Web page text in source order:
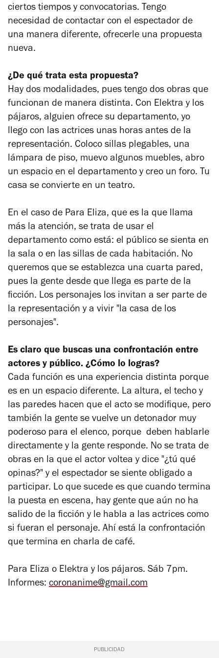
ciertos tiempos y convocatorias. Tengo
necesidad de contactar con el espectador de
una manera diferente, ofrecerle una propuesta
nueva.
¿De qué trata esta propuesta?
Hay dos modalidades, pues tengo dos obras que
funcionan de manera distinta. Con Elektra y los
pájaros, alguien ofrece su departamento, yo
llego con las actrices unas horas antes de la
representación. Coloco sillas plegables, una
lámpara de piso, muevo algunos muebles, abro
un espacio en el departamento y creo un foro. Tu
casa se convierte en un teatro.
En el caso de Para Eliza, que es la que llama
más la atención, se trata de usar el
departamento como está: el público se sienta en
la sala o en las sillas de cada habitación. No
queremos que se establezca una cuarta pared,
pues la gente desde que llega es parte de la
ficción. Los personajes los invitan a ser parte de
la representación y a vivir "la casa de los
personajes".
Es claro que buscas una confrontación entre
actores y público. ¿Cómo lo logras?
Cada función es una experiencia distinta porque
es en un espacio diferente. La altura, el techo y
las paredes hacen que el acto se modifique, pero
también la gente se vuelve un detonador muy
poderoso para el elenco, porque deben hablarle
directamente y la gente responde. No se trata de
obras en la que el actor voltea y dice "¿tú qué
opinas?" y el espectador se siente obligado a
participar. Lo que sucede es que cuando termina
la puesta en escena, hay gente que aún no ha
salido de la ficción y le habla a las actrices como
si fueran el personaje. Ahí está la confrontación
que termina en charla de café.
Para Eliza o Elektra y los pájaros. Sáb 7pm.
Informes: coronanime@gmail.com
PUBLICIDAD